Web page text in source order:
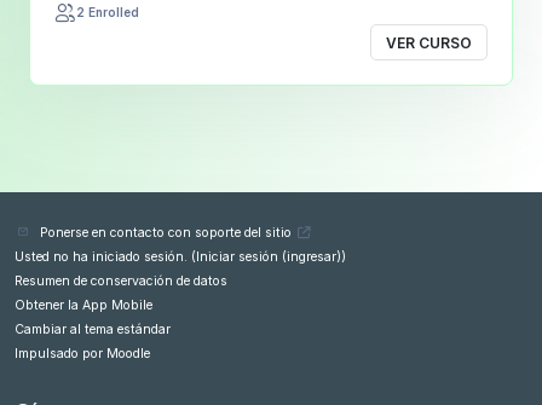
2 Enrolled
VER CURSO
Ponerse en contacto con soporte del sitio
Usted no ha iniciado sesión. ( Iniciar sesión (ingresar))
Resumen de conservación de datos
Obtener la App Mobile
Cambiar al tema estándar
Impulsado por Moodle